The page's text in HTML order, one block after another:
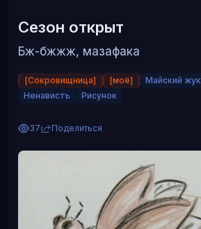
Сезон открыт
Бж-бжжж, мазафака
[Сокровищница] [моё] Майский жук
Ненависть
Рисунок
37 Поделиться